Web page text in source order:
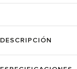
DESCRIPCIÓN